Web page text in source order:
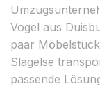
Vogel aus
paar
Slagelse
passende